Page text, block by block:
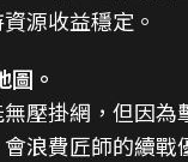
源收益穩定。
圖。
壓掛網，但因為
浪費匠師的續戰